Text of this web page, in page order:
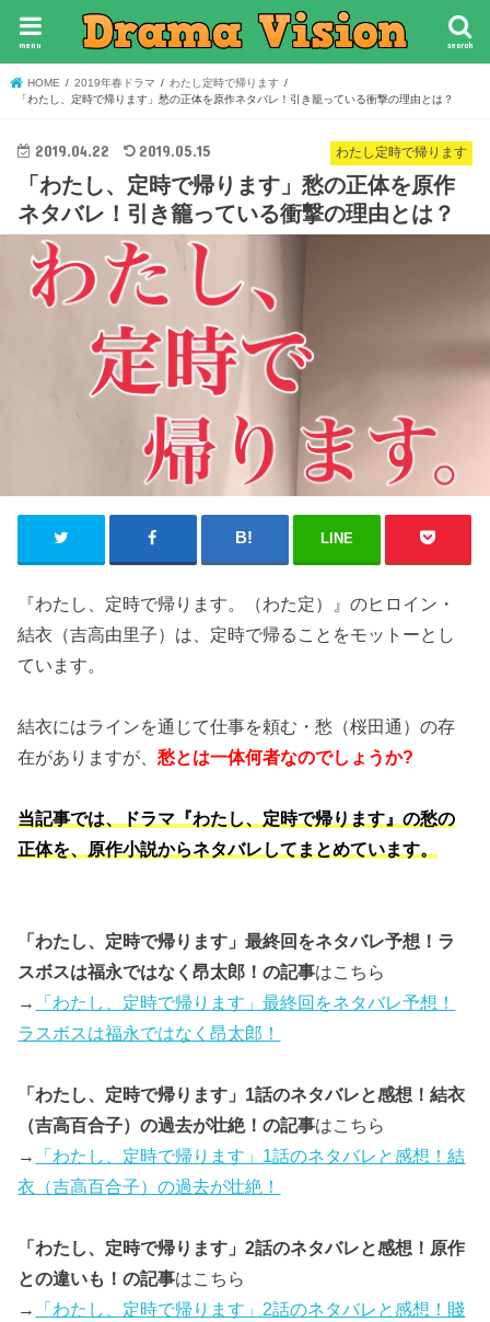
search
menu
HOME 2019年春ドラマ
わたし定時で帰ります
「わたし、定時で帰ります」愁の正体を原作ネタバレ！引き籠っている衝撃の理由とは？
わたし定時で帰ります
2019.04.22 2019.05.15
「わたし、定時で帰ります」愁の正体を原作
ネタバレ！引き籠っている衝撃の理由とは？
LINE
『わたし、定時で帰ります。（わた定）』のヒロイン・
結衣（吉高由里子）は、定時で帰ることをモットーとし
ています。
結衣にはラインを通じて仕事を頼む・愁（桜田通）の存
在がありますが、愁とは一体何者なのでしょうか?
当記事では、ドラマ『わたし、定時で帰ります』の愁の
正体を、原作小説からネタバレしてまとめています。
「わたし、定時で帰ります」最終回をネタバレ予想！ラ
スボスは福永ではなく昂太郎！の記事はこちら
→
「わたし、定時で帰ります」最終回をネタバレ予想！
ラスボスは福永ではなく昂太郎！
「わたし、定時で帰ります」1話のネタバレと感想！結衣
（吉高百合子）の過去が壮絶！の記事はこちら
→
「わたし、定時で帰ります」1話のネタバレと感想！結
衣（吉高百合子）の過去が壮絶！
「わたし、定時で帰ります」2話のネタバレと感想！原作
との違いも！の記事はこちら
→
「わたし、定時で帰ります」2話のネタバレと感想！賤